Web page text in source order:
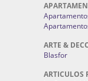
ARTE &
Blasfor
ARTICULOS